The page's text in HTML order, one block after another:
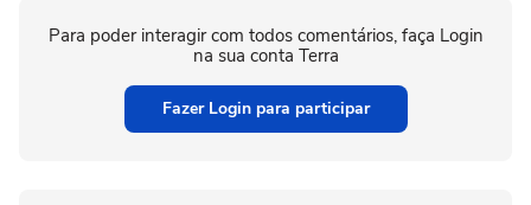
Para poder interagir com todos comentários, faça Login
na sua conta Terra
Fazer Login para participar